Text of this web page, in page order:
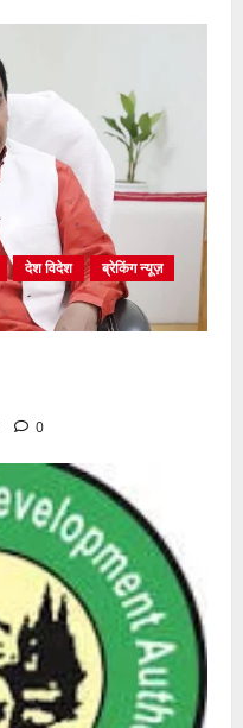
देश विदेश
ब्रेकिंग न्यूज़
0